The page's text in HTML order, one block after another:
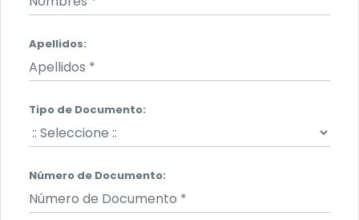
Apellidos:
Tipo de Documento:
Número de Documento: